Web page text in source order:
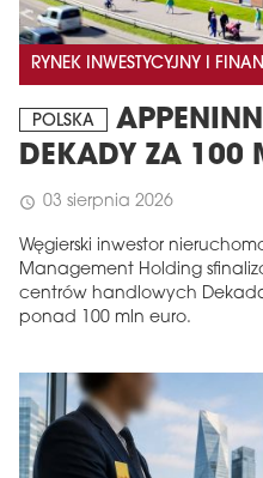
RYNEK INWESTYCYJNY I
POLSKA
DEKADY ZA 100
schedule 03 sierpnia 2026
Węgierski inwestor
Management Holding
centrów handlowych
ponad 100 mln euro.